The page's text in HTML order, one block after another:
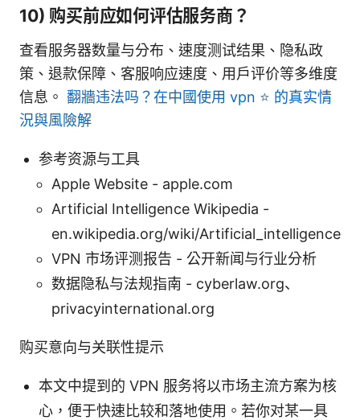
10) 购买前应如何评估服务商？
查看服务器数量与分布、速度测试结果、隐私政
策、退款保障、客服响应速度、用户评价等多维度
信息。 翻牆违法吗？在中國使用 vpn ⭐ 的真实情
況與風險解
参考资源与工具
Apple Website - apple.com
Artificial Intelligence Wikipedia -
en.wikipedia.org/wiki/Artificial_intelligence
VPN 市场评测报告 - 公开新闻与行业分析
数据隐私与法规指南 - cyberlaw.org、
privacyinternational.org
购买意向与关联性提示
本文中提到的 VPN 服务将以市场主流方案为核
心，便于快速比较和落地使用。若你对某一具